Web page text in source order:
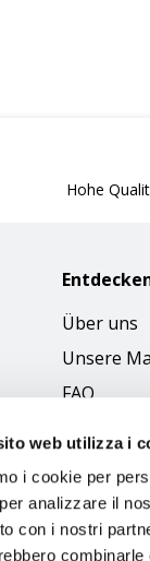
web utilizza i
i cookie per
analizzare il
con i nostri
Hohe
Über uns
Unsere
FAQ